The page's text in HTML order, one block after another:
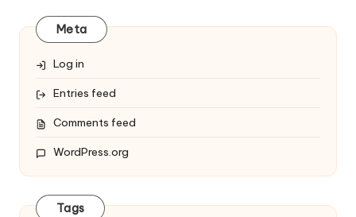
Meta
Log in
Entries feed
Comments feed
WordPress.org
Tags